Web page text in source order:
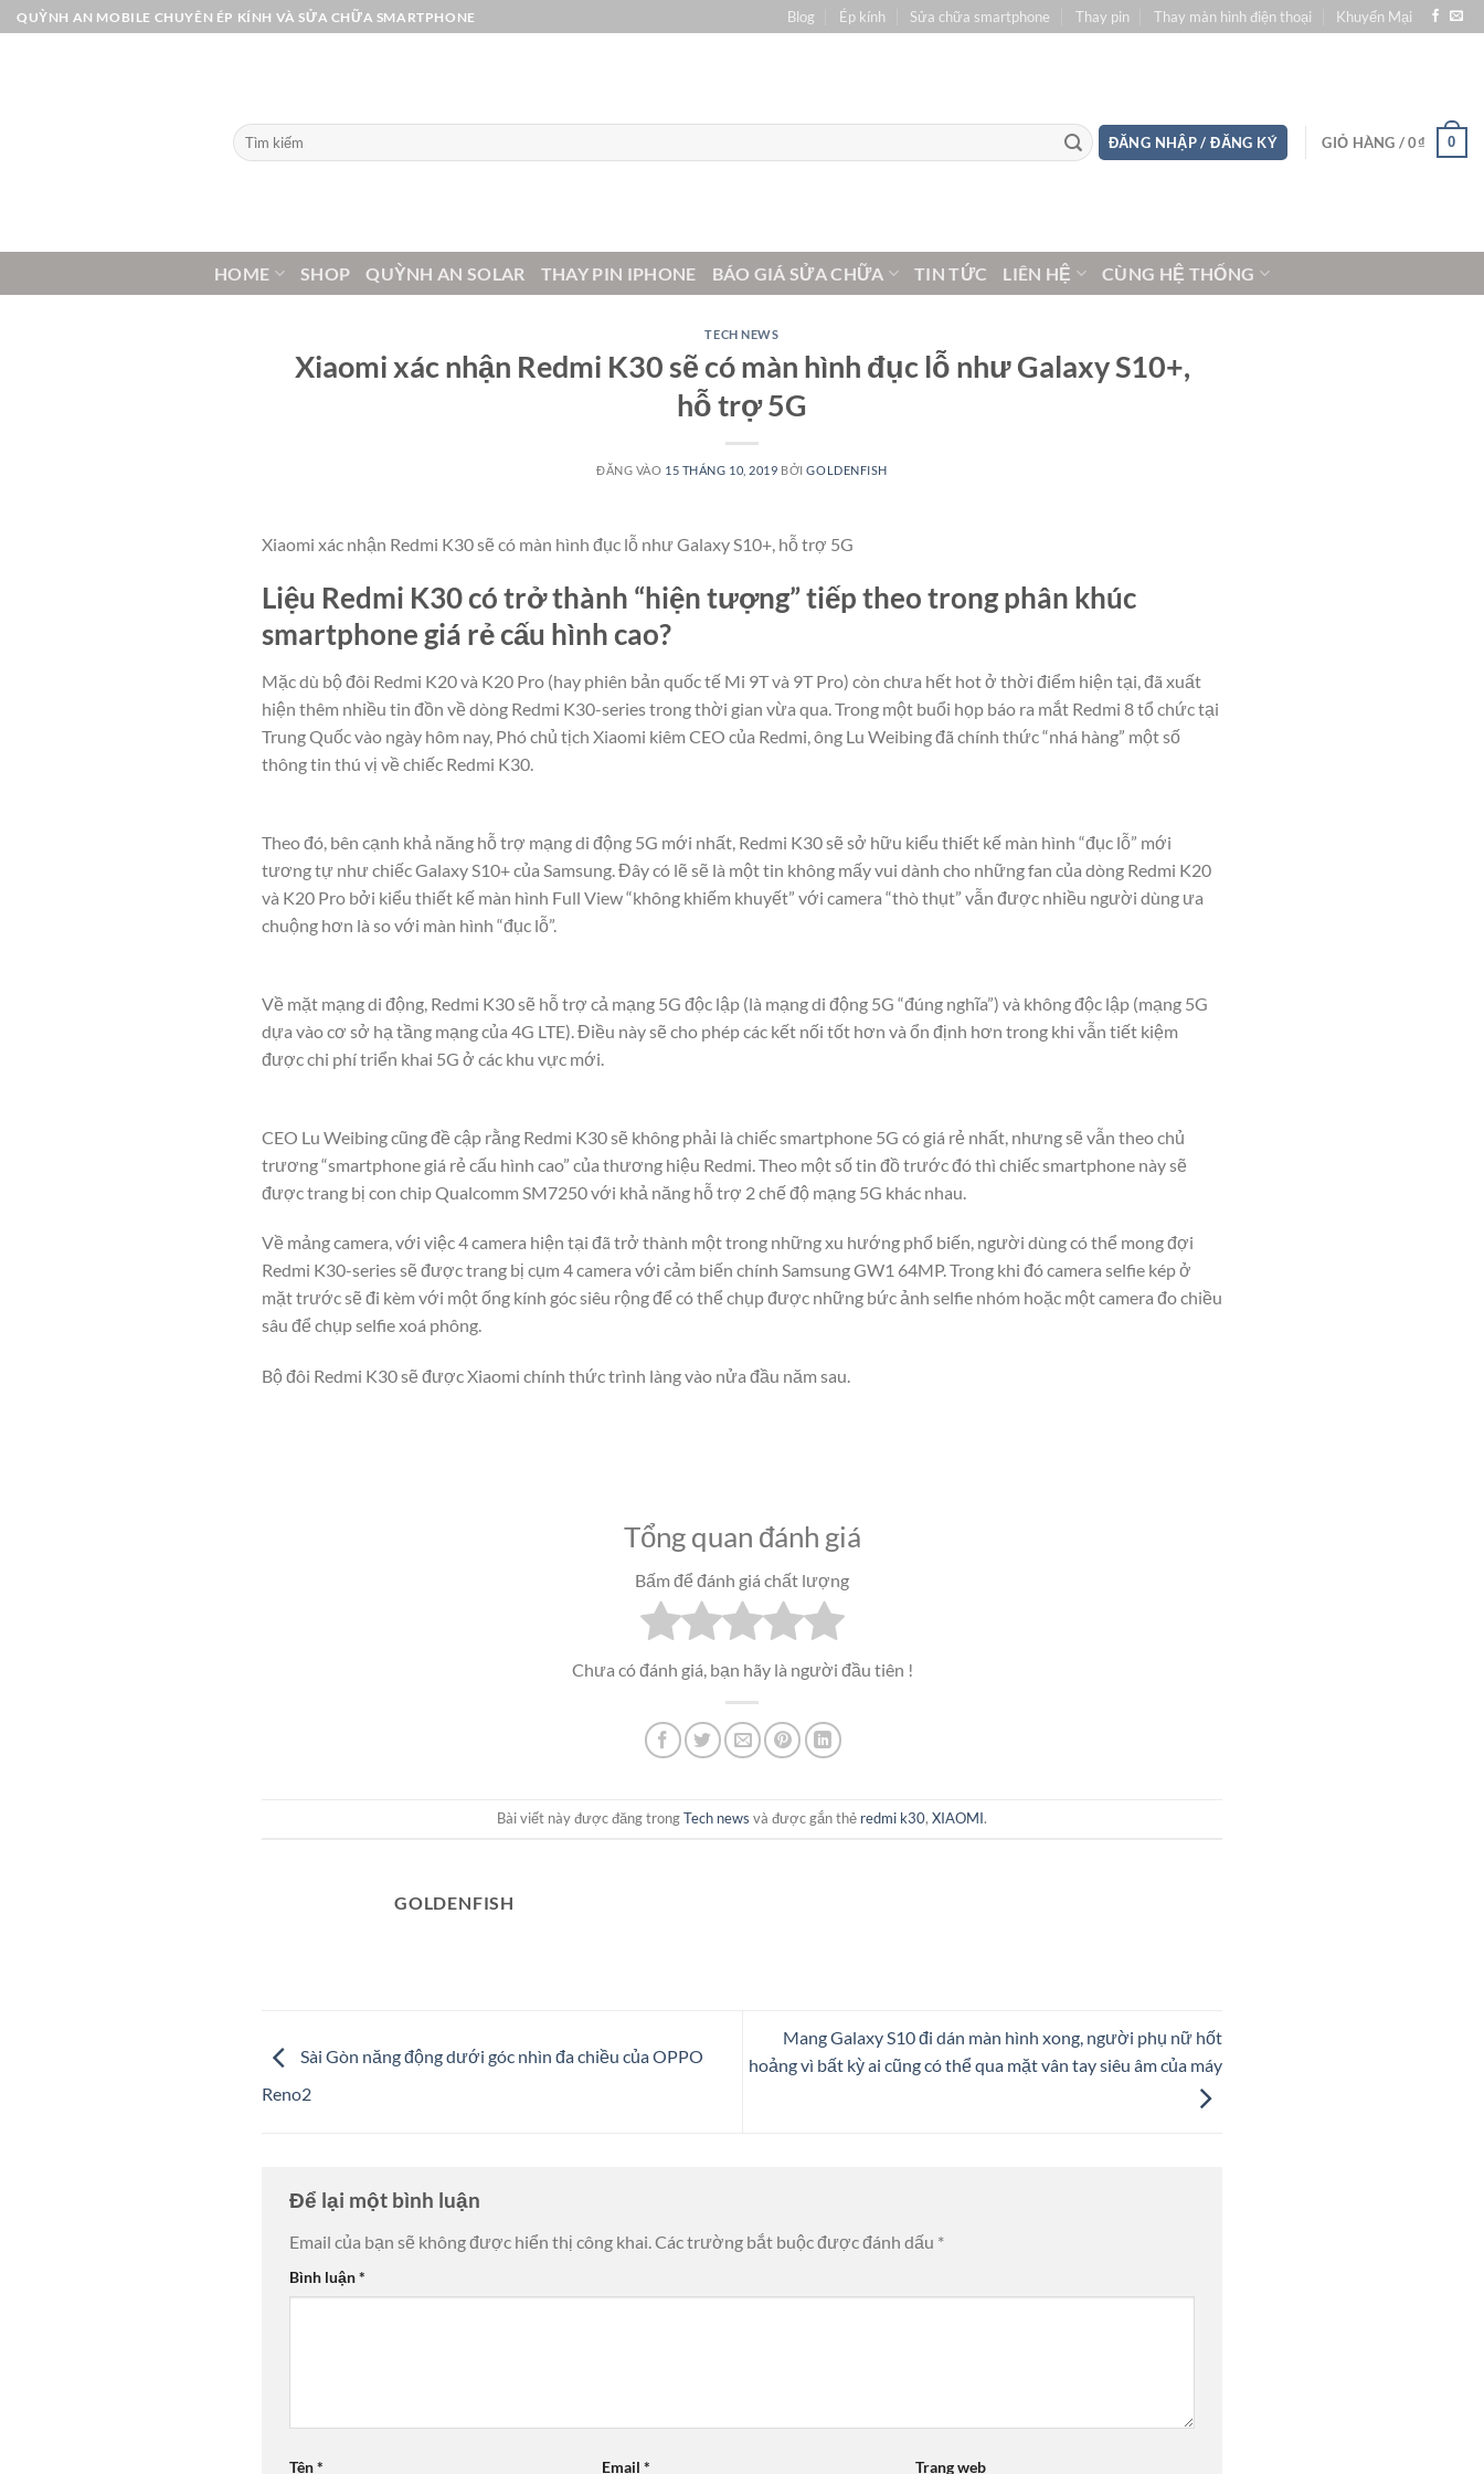
Bỏ
qua
QUỲNH AN MOBILE CHUYÊN ÉP KÍNH VÀ SỬA CHỮA SMARTPHONE Blog Ép kính Sửa chữa smartphone Thay pin Thay màn hình điện thoại Khuyến Mại
Tìm
kiếm:
ĐĂNG NHẬP / ĐĂNG KÝ GIỎ HÀNG /0₫ 0
HOME SHOP QUỲNH AN SOLAR THAY PIN IPHONE BÁO GIÁ SỬA CHỮA TIN TỨC LIÊN HỆ CÙNG HỆ THỐNG
TECH NEWS
Xiaomi xác nhận Redmi K30 sẽ có màn hình đục lỗ như Galaxy S10+,
hỗ trợ 5G
ĐĂNG VÀO 15 THÁNG 10, 2019 BỞIGOLDENFISH
Xiaomi xác nhận Redmi K30 sẽ có màn hình đục lỗ như Galaxy S10+, hỗ trợ 5G
Liệu Redmi K30 có trở thành “hiện tượng” tiếp theo trong phân khúc
smartphone giá rẻ cấu hình cao?
Mặc dù bộ đôi Redmi K20 và K20 Pro (hay phiên bản quốc tế Mi 9T và 9T Pro) còn chưa hết hot ở thời điểm hiện tại, đã xuất
hiện thêm nhiều tin đồn về dòng Redmi K30-series trong thời gian vừa qua. Trong một buổi họp báo ra mắt Redmi 8 tổ chức tại
Trung Quốc vào ngày hôm nay, Phó chủ tịch Xiaomi kiêm CEO của Redmi, ông Lu Weibing đã chính thức “nhá hàng” một số
thông tin thú vị về chiếc Redmi K30.
Theo đó, bên cạnh khả năng hỗ trợ mạng di động 5G mới nhất, Redmi K30 sẽ sở hữu kiểu thiết kế màn hình “đục lỗ” mới
tương tự như chiếc Galaxy S10+ của Samsung. Đây có lẽ sẽ là một tin không mấy vui dành cho những fan của dòng Redmi K20
và K20 Pro bởi kiểu thiết kế màn hình Full View “không khiếm khuyết” với camera “thò thụt” vẫn được nhiều người dùng ưa
chuộng hơn là so với màn hình “đục lỗ”.
Về mặt mạng di động, Redmi K30 sẽ hỗ trợ cả mạng 5G độc lập (là mạng di động 5G “đúng nghĩa”) và không độc lập (mạng 5G
dựa vào cơ sở hạ tầng mạng của 4G LTE). Điều này sẽ cho phép các kết nối tốt hơn và ổn định hơn trong khi vẫn tiết kiệm
được chi phí triển khai 5G ở các khu vực mới.
CEO Lu Weibing cũng đề cập rằng Redmi K30 sẽ không phải là chiếc smartphone 5G có giá rẻ nhất, nhưng sẽ vẫn theo chủ
trương “smartphone giá rẻ cấu hình cao” của thương hiệu Redmi. Theo một số tin đồ trước đó thì chiếc smartphone này sẽ
được trang bị con chip Qualcomm SM7250 với khả năng hỗ trợ 2 chế độ mạng 5G khác nhau.
Về mảng camera, với việc 4 camera hiện tại đã trở thành một trong những xu hướng phổ biến, người dùng có thể mong đợi
Redmi K30-series sẽ được trang bị cụm 4 camera với cảm biến chính Samsung GW1 64MP. Trong khi đó camera selfie kép ở
mặt trước sẽ đi kèm với một ống kính góc siêu rộng để có thể chụp được những bức ảnh selfie nhóm hoặc một camera đo chiều
sâu để chụp selfie xoá phông.
Bộ đôi Redmi K30 sẽ được Xiaomi chính thức trình làng vào nửa đầu năm sau.
Tổng quan đánh giá
Bấm để đánh giá chất lượng
Chưa có đánh giá, bạn hãy là người đầu tiên !
Bài viết này được đăng trongTech news và được gắn thẻ redmi k30, XIAOMI.
GOLDENFISH
Sài Gòn năng động dưới góc nhìn đa chiều của OPPO
Reno2
Mang Galaxy S10 đi dán màn hình xong, người phụ nữ hốt
hoảng vì bất kỳ ai cũng có thể qua mặt vân tay siêu âm của máy
Để lại một bình luận
Email của bạn sẽ không được hiển thị công khai.Các trường bắt buộc được đánh dấu *
Bình luận*
Tên* Email* Trang web